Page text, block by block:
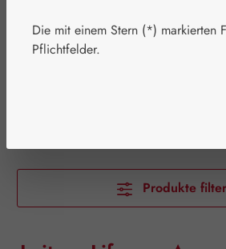
Handelswaren
Produkte
Die mit einem Stern (*) markierten
Pflichtfelder.